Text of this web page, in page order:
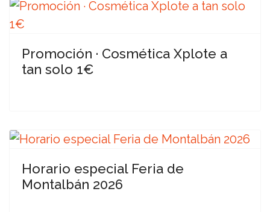
Promoción · Cosmética Xplote a
tan solo 1€
Horario especial Feria de
Montalbán 2026